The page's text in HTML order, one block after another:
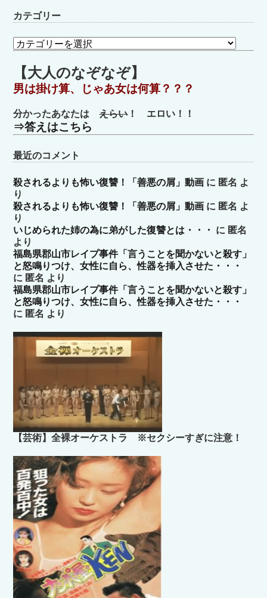
カテゴリー
カ
テ
ゴ
リ
ー
【大人のなぞなぞ】
男は掛け算、じゃあ女は何算？？？
分かったあなたはえらい！ エロい！！
⇒答えはこちら
最近のコメント
殺されるよりも怖い復讐！「善悪の屑」動画 に 匿名 よ
り
殺されるよりも怖い復讐！「善悪の屑」動画 に 匿名 よ
り
いじめられた姉の為に弟がした復讐とは・・・
に 匿名
より
福島県郡山市レイプ事件「言うことを聞かないと殺す」
と怒鳴りつけ、女性に自ら、性器を挿入させた・・・
に 匿名 より
福島県郡山市レイプ事件「言うことを聞かないと殺す」
と怒鳴りつけ、女性に自ら、性器を挿入させた・・・
に 匿名 より
【芸術】全裸オーケストラ ※セクシーすぎに注意！